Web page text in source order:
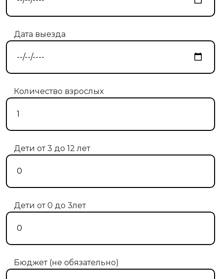
Дата выезда
Количество взрослых
Дети от 3 до 12 лет
Дети от 0 до 3лет
Бюджет (не обязательно)